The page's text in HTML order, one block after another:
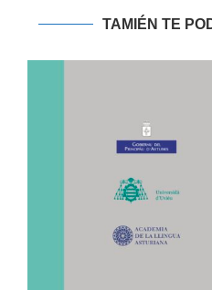
TAMIÉN TE